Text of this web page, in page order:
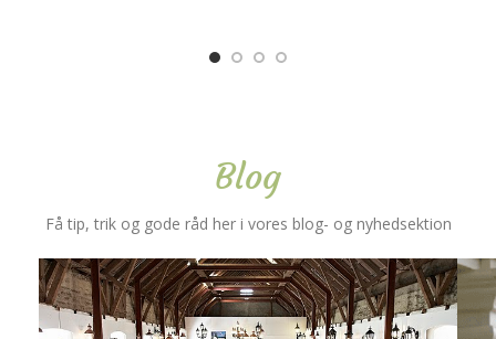
Blog
Få tip, trik og gode råd her i vores blog- og nyhedsektion